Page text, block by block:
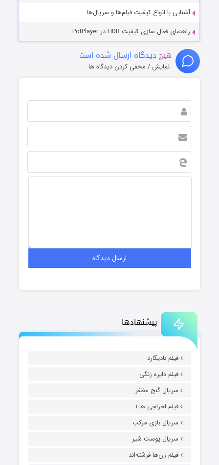
پیشنهادها
فیلم بادیگارد
فیلم دایره زنگی
سریال گنج مظفر
فیلم اخراجی ها ۱
سریال بازی مرکب
سریال پوست شیر
فیلم زن‌ها فرشته‌اند
آشنایی با انواع کیفیت فیلم‌ها و سریال‌ها
راهنمای فعال سازی کیفیت HDR در PotPlayer
هیچ دیدگاه ارسال شده است
نمایش / مخفی کردن دیدگاه ها